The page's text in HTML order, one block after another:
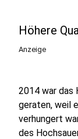
Höhere
Anzeige
2014 war das
geraten, weil
verhungert
des